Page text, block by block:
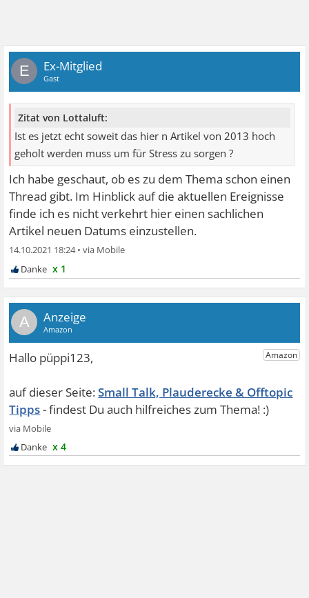
E Ex-Mitglied
Gast
Zitat von Lottaluft:
Ist es jetzt echt soweit das hier n Artikel von 2013 hoch
geholt werden muss um für Stress zu sorgen ?
Ich habe geschaut, ob es zu dem Thema schon einen
Thread gibt. Im Hinblick auf die aktuellen Ereignisse
finde ich es nicht verkehrt hier einen sachlichen
Artikel neuen Datums einzustellen.
14.10.2021 18:24•
x 1
A
Small Talk, Plauderecke & Offtopic
Tipps
x 4